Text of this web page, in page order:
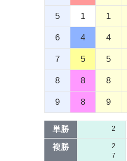
5 1 1
6 4 4
7 5 5
8 8 8
9 8 9
単勝 2
複勝
2
7